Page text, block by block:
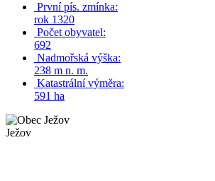
První pís. zmínka:
rok 1320
Počet obyvatel:
692
Nadmořská výška:
238 m n. m.
Katastrální výměra:
591 ha
Ježov